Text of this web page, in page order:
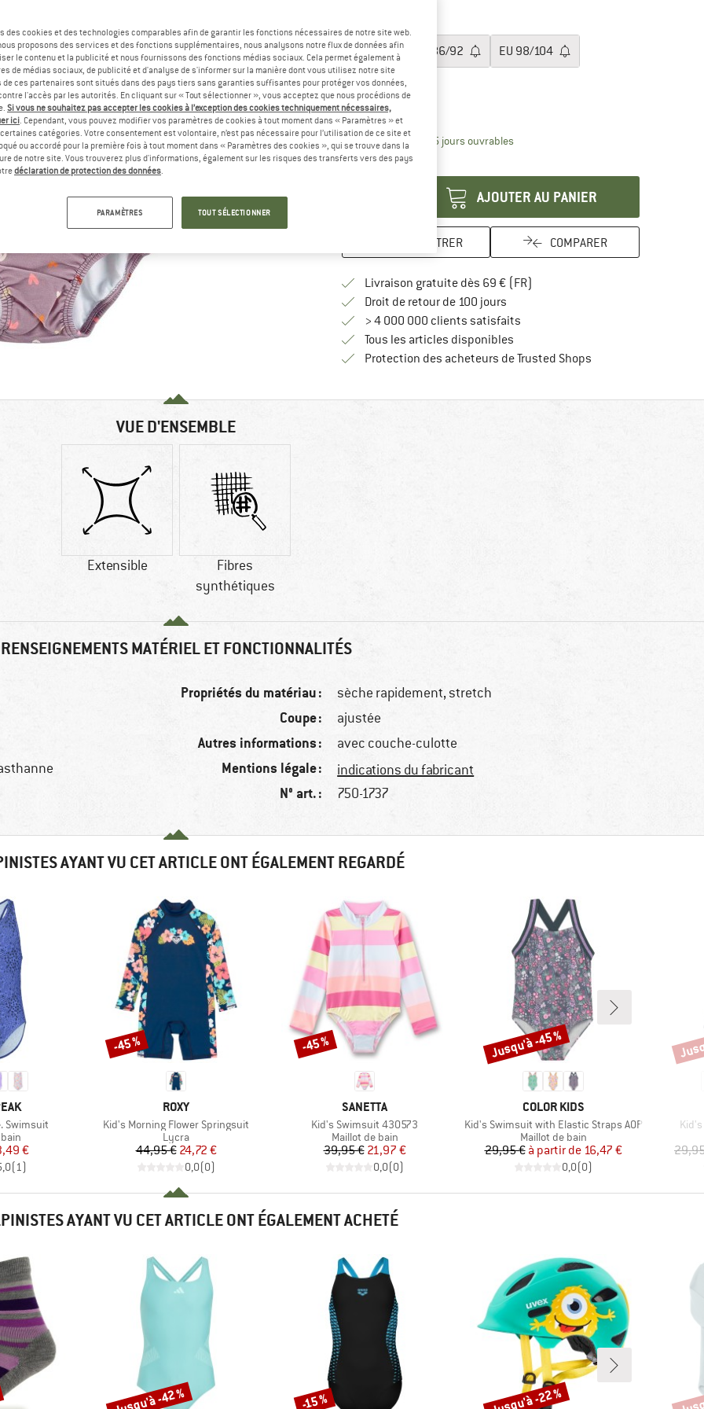
Taille: EU 74/80
EU74/80 86/92 EU 98/104
EU110/116
Guide des tailles
Délai de livraison: 3-5 jours ouvrablesLe lien s'ouvre dans une boîte
Quantité:
AJOUTER AU PANIER
ENREGISTRER COMPARER
Livraison gratuite dès 69 € (FR)
Droit de retour de 100 joursTrouve les informations de
> 4 000 000 clients satisfaits
Tous les articles disponibles
Protection des acheteurs de Trusted ShopsTrouve toutes les
VUE D'ENSEMBLE
Extensible
Fibres
synthétiques
RENSEIGNEMENTS MATÉRIEL ET FONCTIONNALITÉS
Propriétés du matériau : sèche rapidement, stretch
Coupe : ajustée
Autres informations : avec couche-culotte
Mentions légale : indications du fabricant
N° art. : 750-1737
AYANT VU CET ARTICLE ONT ÉGALEMENT REGARDÉ
Swimsuit
réduit
€
(1)
MARQUE
ROXY
Article
Kid's Morning Flower Springsuit
Product group
Lycra
Prix
44,95 €Prix réduit
24,72 €
0,0(0)
Remise
-45 %
MARQUE
SANETTA
Article
Kid's Swimsuit 430573
Product group
Maillot de bain
Prix
39,95 €Prix réduit
21,97 €
0,0(0)
Remise
-45 %
MARQUE
COLOR KIDS
Article
Kid's Swimsuit with Elastic Straps AOP
Product group
Maillot de bain
Prix
29,95 € Prix réduit
à partir de 16,47 €
0,0(0)
Remise
Jusqu'à -45 %
AYANT VU CET ARTICLE ONT ÉGALEMENT ACHETÉ
Remise
Jusqu'à -42 % Remise
-15 % Remise
Jusqu'à -22 %
des cookies et des technologies comparables afin de garantir les fonctions nécessaires de notre site web.
proposons des services et des fonctions supplémentaires, nous analysons notre flux de données afin
le contenu et la publicité et nous fournissons des fonctions médias sociaux. Cela permet également à
de médias sociaux, de publicité et d'analyse de s'informer sur la manière dont vous utilisez notre site
de ces partenaires sont situés dans des pays tiers sans garanties suffisantes pour protéger vos données,
l'accès par les autorités. En cliquant sur « Tout sélectionner », vous acceptez que nous procédions de
Si vous ne souhaitez pas accepter les cookies à l’exception des cookies techniquement nécessaires,
ici. Cependant, vous pouvez modifier vos paramètres de cookies à tout moment dans « Paramètres » et
catégories. Votre consentement est volontaire, n’est pas nécessaire pour l’utilisation de ce site et
ou accordé pour la première fois à tout moment dans « Paramètres des cookies », qui se trouve dans la
de notre site. Vous trouverez plus d'informations, également sur les risques des transferts vers des pays
déclaration de protection des données.
PARAMÈTRES TOUT SÉLECTIONNER